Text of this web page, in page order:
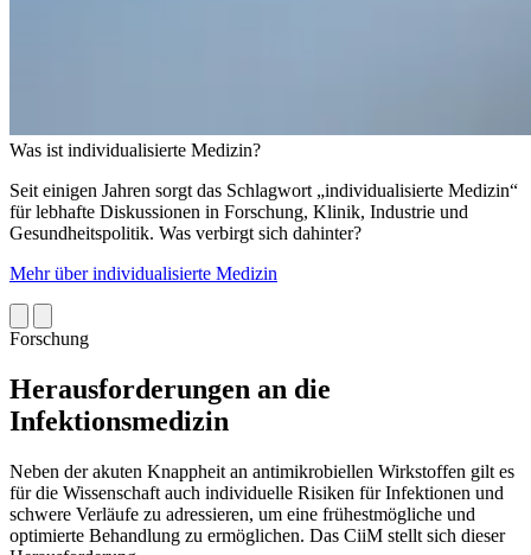
Was ist individualisierte Medizin?
Seit einigen Jahren sorgt das Schlagwort „individualisierte Medizin“
für lebhafte Diskussionen in Forschung, Klinik, Industrie und
Gesundheitspolitik. Was verbirgt sich dahinter?
Mehr über individualisierte Medizin
Forschung
Herausforderungen an die
Infektionsmedizin
Neben der akuten Knappheit an antimikrobiellen Wirkstoffen gilt es
für die Wissenschaft auch individuelle Risiken für Infektionen und
schwere Verläufe zu adressieren, um eine frühestmögliche und
optimierte Behandlung zu ermöglichen. Das CiiM stellt sich dieser